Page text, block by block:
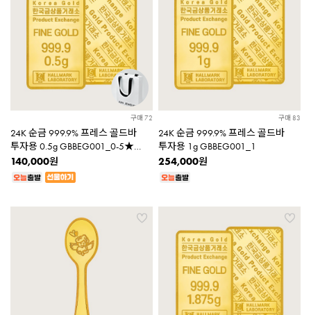
구매 72
24K 순금 999.9% 프레스 골드바
투자용 0.5g GBBEG001_0-5★
쇼핑백 증정★
140,000원
구매 83
24K 순금 999.9% 프레스 골드바
투자용 1g GBBEG001_1
254,000원